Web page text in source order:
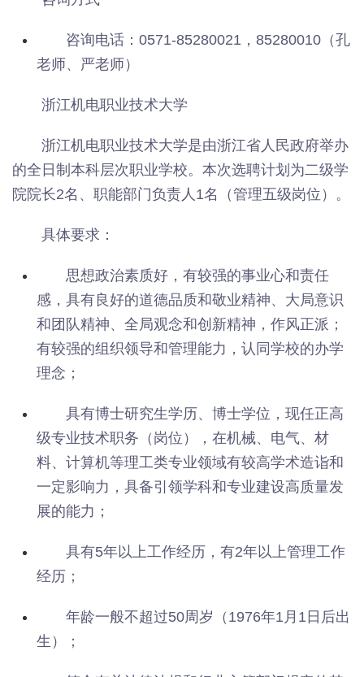
咨询电话：0571-85280021，85280010（孔
老师、严老师）
浙江机电职业技术大学
浙江机电职业技术大学是由浙江省人民政府举办
的全日制本科层次职业学校。本次选聘计划为二级学
院院长2名、职能部门负责人1名（管理五级岗位）。
具体要求：
思想政治素质好，有较强的事业心和责任
感，具有良好的道德品质和敬业精神、大局意识
和团队精神、全局观念和创新精神，作风正派；
有较强的组织领导和管理能力，认同学校的办学
理念；
具有博士研究生学历、博士学位，现任正高
级专业技术职务（岗位），在机械、电气、材
料、计算机等理工类专业领域有较高学术造诣和
一定影响力，具备引领学科和专业建设高质量发
展的能力；
具有5年以上工作经历，有2年以上管理工作
经历；
年龄一般不超过50周岁（1976年1月1日后出
生）；